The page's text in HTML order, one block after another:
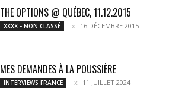
THE OPTIONS @ QUÉBEC, 11.12.2015
XXXX - NON CLASSÉ 16 DÉCEMBRE 2015
MES DEMANDES À LA POUSSIÈRE
INTERVIEWS FRANCE 11 JUILLET 2024